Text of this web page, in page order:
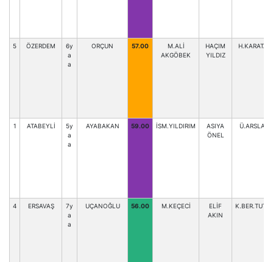
5 ÖZERDEM
6y
a
a
ORÇUN 57.00
M.ALİ
AKGÖBEK
HAÇIM
YILDIZ
H.KARATAŞ
1 ATABEYLİ
5y
a
a
AYABAKAN 59.00 İSM.YILDIRIM
ASIYA
ÖNEL
Ü.ARSLAN
4 ERSAVAŞ
7y
a
a
UÇANOĞLU 56.00 M.KEÇECİ
ELİF
AKIN
K.BER.TUTAL